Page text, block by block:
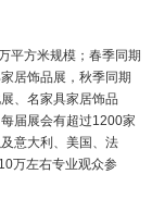
平方米规模；春季同期
居饰品展，秋季同期
、名家具家居饰品
届展会有超过1200家
意大利、美国、法
万左右专业观众参